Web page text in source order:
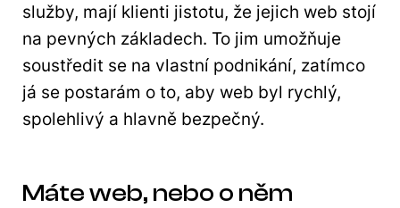
služby, mají klienti jistotu, že jejich web stojí
na pevných základech. To jim umožňuje
soustředit se na vlastní podnikání, zatímco
já se postarám o to, aby web byl rychlý,
spolehlivý a hlavně bezpečný.
Máte web, nebo o něm